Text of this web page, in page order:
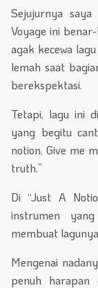
Sejujurnya
Voyage ini
agak kecewa
lemah saat
berekspektasi.
Tetapi, lagu ini
yang begitu
notion. Give me
truth.”
Di “Just A
instrumen
membuat
Mengenai
penuh harapan